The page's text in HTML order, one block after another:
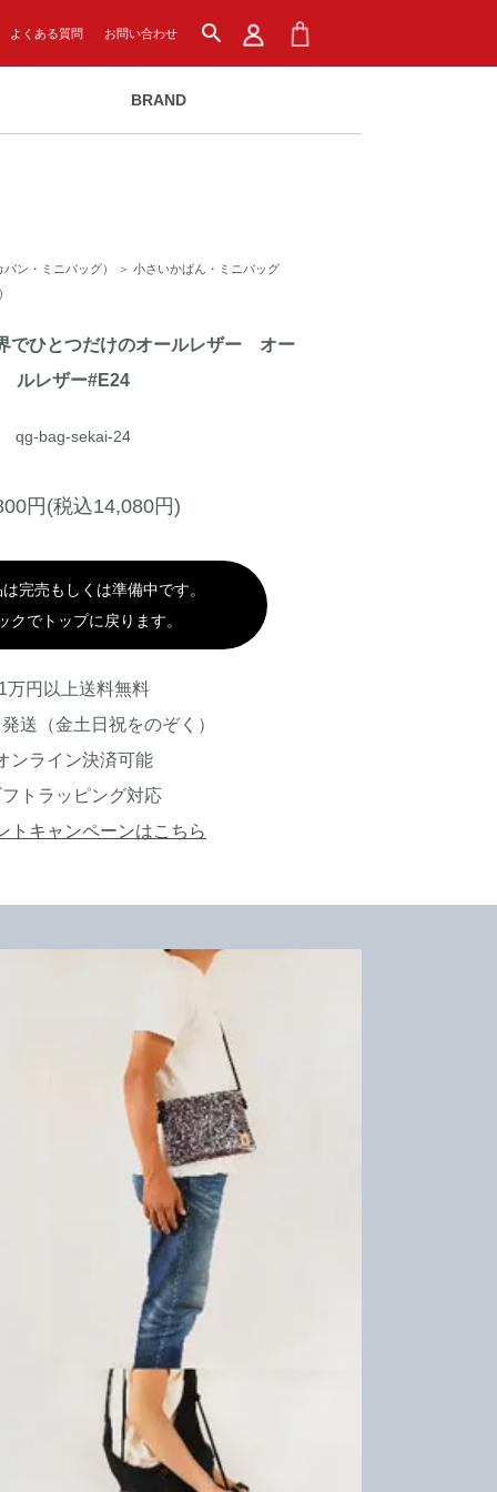
よくある質問 お問い合わせ search
BRAND
ン・ミニバッグ） ＞ 小さいかばん・ミニバッグ
でひとつだけのオールレザー オー
ルレザー#E24
qg-bag-sekai-24
円(税込14,080円)
完売もしくは準備中です。
クでトップに戻ります。
万円以上送料無料
送（金土日祝をのぞく）
ンライン決済可能
トラッピング対応
トキャンペーンはこちら